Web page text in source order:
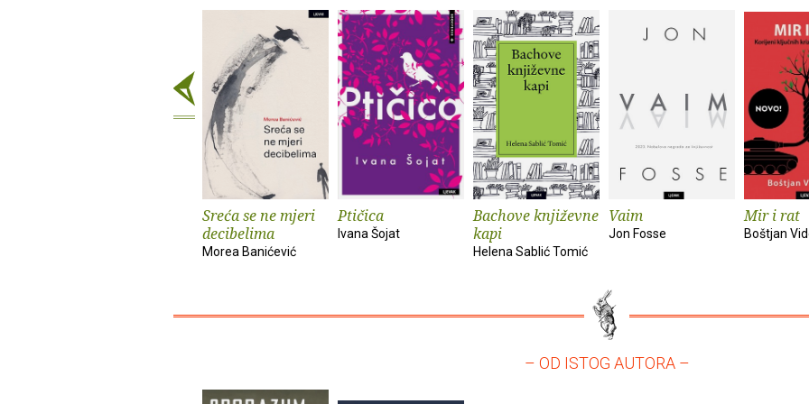
Sreća se ne mjeri
decibelima
Morea Banićević
Ptičica
Ivana Šojat
Bachove književne
kapi
Helena Sablić Tomić
Vaim
Jon Fosse
Mir i rat
Boštjan
– OD ISTOG AUTORA –